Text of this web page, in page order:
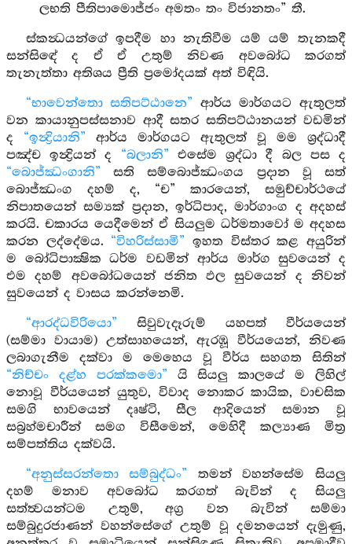
ලභති පීතිපාමොජ්ජං අමතං තං විජානතං” තී.
ස්කන්‍ධයන්ගේ ඉපදීම හා නැතිවීම යම් යම් තැනකදී
සන්සිඳේ ද ඒ ඒ උතුම් නිවණ අවබෝධ කරගත්
තැනැත්තා අතිශය ප්‍රීති ප්‍රමෝදයක් අත් විඳියි.
“භාවෙන්තො සතිපට්ඨානෙ” ආර්ය මාර්ගයට ඇතුලත්
වන කායානුපස්සනාව ආදී සතර සතිපට්ඨානයන් වඩමින්
ද “ඉන්‍ද්‍රියානි” ආර්ය මාර්ගයට ඇතුලත් වූ මම ශ්‍රද්ධාදී
පඤ්ච ඉන්‍ද්‍රියන් ද “බලානි” එසේම ශ්‍රද්ධා දී බල පස ද
“බොජ්ඣංගානි” සති සම්බොජ්ඣංගය ප්‍රදාන වූ සත්
බොජ්ඣංග දහම් ද, “ච” කාරයෙන්, සමුච්චාර්ථයේ
නිපාතයෙන් සම්‍යක් ප්‍රදාන, ඉර්ධිපාද, මාර්ගාංග ද අදහස්
කරයි. චකාරය යෙදීමෙන් ඒ සියලුම ධර්මතාවෝ ම අදහස
කරන ලද්දේමය. “විහරිස්සාමි” ඉහත විස්තර කළ අයුරින්
ම බෝධිපාක්‍ෂික ධර්ම වඩමින් ආර්ය මාර්ග සුවයෙන් ද
එම දහම් අවබෝධයෙන් ජනිත ඵල සුවයෙන් ද නිවන්
සුවයෙන් ද වාසය කරන්නෙමි.
“ආරද්ධවිරියො” සිවුවැදෑරුම් යහපත් වීර්යයෙන්
(සම්මා වායාම) උත්සාහයෙන්, ඇරඹූ වීර්යයෙන්, නිවණ
ලබාගැනීම දක්වා ම මෙහෙය වූ වීර්ය සහගත සිතින්
“නිච්චං දළ්හ පරක්කමො” යි සියලු කාලයේ ම ලිහිල්
නොවූ වීර්යයෙන් යුතුව, විවාද නොකර කායික, වාචසික
සමගි භාවයෙන් දෘෂ්ටි, සීල ආදියෙන් සමාන වූ
සබ්‍රහ්මචාරීන් සමග විසීමෙන්, මෙහිදී කල්‍යාණ මිත්‍ර
සම්පත්තිය දක්වයි.
“අනුස්සරන්තො සම්බුද්ධං” තමන් වහන්සේම සියලු
දහම් මනාව අවබෝධ කරගත් බැවින් ද සියලු
සත්ත්‍වයන්ටම උතුම්, අග්‍ර වන බැවින් සම්මා
සම්බුදුරජාණන් වහන්සේගේ උතුම් වූ දමනයෙන් දැමුණු,